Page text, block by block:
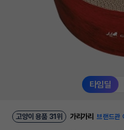
타임딜
고양이 용품 31위 가리가리 브랜드관